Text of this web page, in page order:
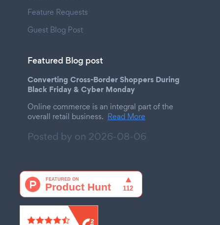
Feature Requests
Guest Blog Post
Featured Blog post
Converting Cross-Border Shoppers During
Black Friday & Cyber Monday
Online commerce is an integral part of the
overall retail business. Read More
Posted by on 2026-08-06